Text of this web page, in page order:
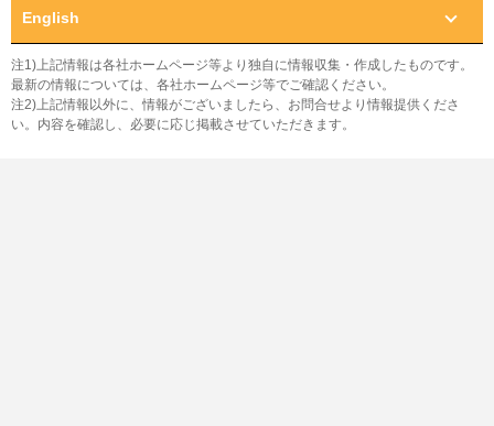
English
注1)上記情報は各社ホームページ等より独自に情報収集・作成したものです。
最新の情報については、各社ホームページ等でご確認ください。
注2)上記情報以外に、情報がございましたら、お問合せより情報提供くださ
い。内容を確認し、必要に応じ掲載させていただきます。